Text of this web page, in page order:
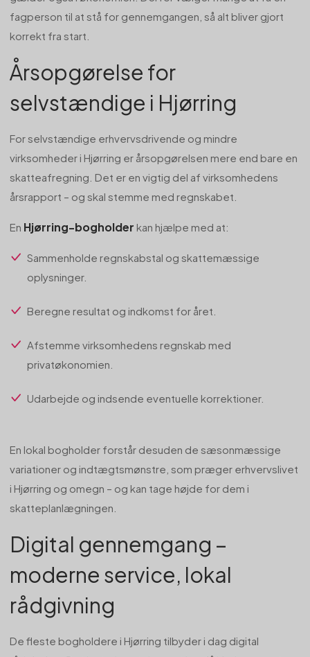
fagperson til at stå for gennemgangen, så alt bliver gjort
korrekt fra start.
Årsopgørelse for
selvstændige i Hjørring
For selvstændige erhvervsdrivende og mindre
virksomheder i Hjørring er årsopgørelsen mere end bare en
skatteafregning. Det er en vigtig del af virksomhedens
årsrapport – og skal stemme med regnskabet.
En Hjørring-bogholder kan hjælpe med at:
Sammenholde regnskabstal og skattemæssige
oplysninger.
Beregne resultat og indkomst for året.
Afstemme virksomhedens regnskab med
privatøkonomien.
Udarbejde og indsende eventuelle korrektioner.
En lokal bogholder forstår desuden de sæsonmæssige
variationer og indtægtsmønstre, som præger erhvervslivet
i Hjørring og omegn – og kan tage højde for dem i
skatteplanlægningen.
Digital gennemgang –
moderne service, lokal
rådgivning
De fleste bogholdere i Hjørring tilbyder i dag digital